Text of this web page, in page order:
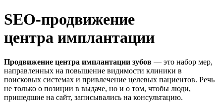
SEO-продвижение
центра имплантации
Продвижение центра имплантации зубов — это набор мер,
направленных на повышение видимости клиники в
поисковых системах и привлечение целевых пациентов. Речь
не только о позиции в выдаче, но и о том, чтобы люди,
пришедшие на сайт, записывались на консультацию.